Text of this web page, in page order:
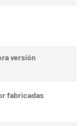
versión
fabricadas